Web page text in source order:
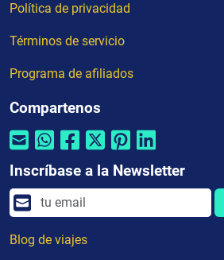
Política de privacidad
Términos de servicio
Programa de afiliados
Compartenos
Inscríbase a la Newsletter
Blog de viajes